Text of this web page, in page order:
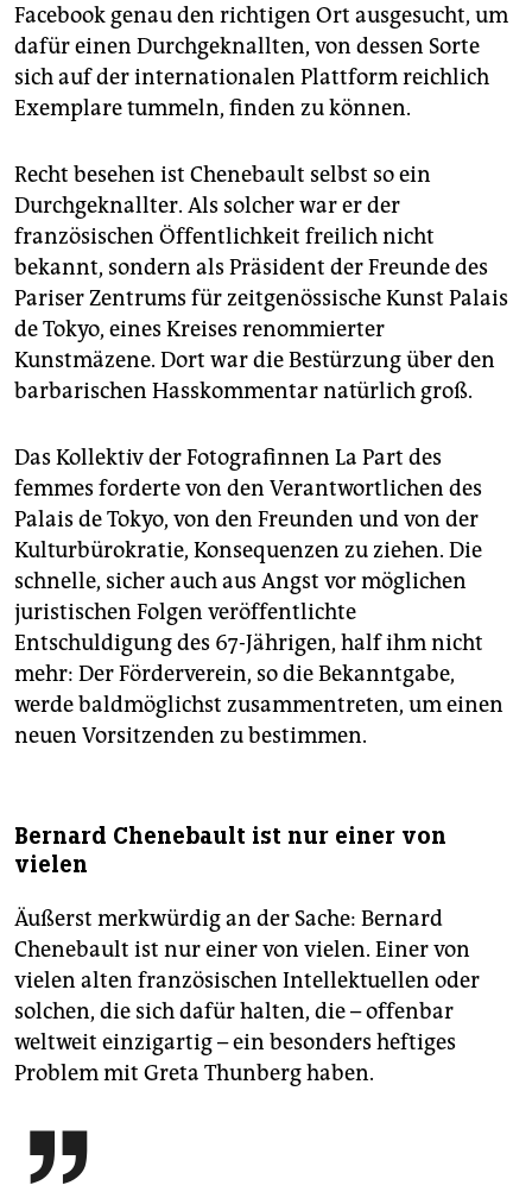
epaper login
Facebook genau den richtigen Ort ausgesucht, um
dafür einen Durchgeknallten, von dessen Sorte
sich auf der internationalen Plattform reichlich
Exemplare tummeln, finden zu können.
Recht besehen ist Chenebault selbst so ein
Durchgeknallter. Als solcher war er der
französischen Öffentlichkeit freilich nicht
bekannt, sondern als Präsident der Freunde des
Pariser Zentrums für zeitgenössische Kunst Palais
de Tokyo, eines Kreises renommierter
Kunstmäzene. Dort war die Bestürzung über den
barbarischen Hasskommentar natürlich groß.
Das Kollektiv der Fotografinnen La Part des
femmes forderte von den Verantwortlichen des
Palais de Tokyo, von den Freunden und von der
Kulturbürokratie, Konsequenzen zu ziehen. Die
schnelle, sicher auch aus Angst vor möglichen
juristischen Folgen veröffentlichte
Entschuldigung des 67-Jährigen, half ihm nicht
mehr: Der Förderverein, so die Bekanntgabe,
werde baldmöglichst zusammentreten, um einen
neuen Vorsitzenden zu bestimmen.
Bernard Chenebault ist nur einer von
vielen
Äußerst merkwürdig an der Sache: Bernard
Chenebault ist nur einer von vielen. Einer von
vielen alten französischen Intellektuellen oder
solchen, die sich dafür halten, die – offenbar
weltweit einzigartig – ein besonders heftiges
Problem mit Greta Thunberg haben.
